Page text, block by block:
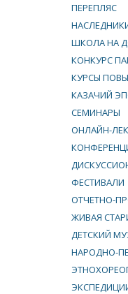
ПЕРЕПЛЯС
ШКОЛА НА
КОНКУРС
КУРСЫ
КАЗАЧИЙ
СЕМИНАРЫ
ОНЛАЙН-
ФЕСТИВАЛИ
ОТЧЕТНО-
ЖИВАЯ
ДЕТСКИЙ
НАРОДНО-